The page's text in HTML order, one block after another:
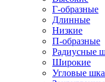
Г-образные
Длинные
Низкие
П-образные
Радиусные
Широкие
Угловые